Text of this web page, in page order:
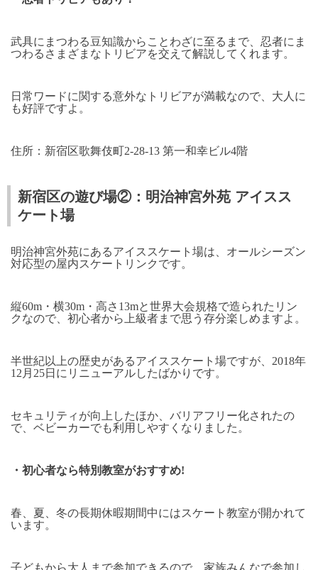
武具にまつわる豆知識からことわざに至るまで、忍者にま
つわるさまざまなトリビアを交えて解説してくれます。
日常ワードに関する意外なトリビアが満載なので、大人に
も好評ですよ。
住所：新宿区歌舞伎町2-28-13 第一和幸ビル4階
新宿区の遊び場②：明治神宮外苑 アイスス
ケート場
明治神宮外苑にあるアイススケート場は、オールシーズン
対応型の屋内スケートリンクです。
縦60m ・横30m ・高さ 13mと世界大会規格で造られたリン
クなので、初心者から上級者まで思う存分楽しめますよ。
半世紀以上の歴史があるアイススケート場ですが、 2018年
12 月 25日にリニューアルしたばかりです。
セキュリティが向上したほか、バリアフリー化されたの
で、ベビーカーでも利用しやすくなりました。
・初心者なら特別教室がおすすめ!
春、夏、冬の長期休暇期間中にはスケート教室が開かれて
います。
子どもから大人まで参加できるので、家族みんなで参加し